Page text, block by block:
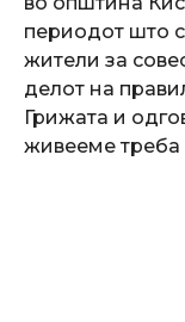
периодот што
жители за
делот на
Грижата и
живееме